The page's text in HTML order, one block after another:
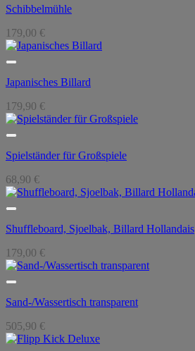
Schibbelmühle
179,00 €
Japanisches Billard
179,90 €
Spielständer für Großspiele
68,90 €
Shuffleboard, Sjoelbak, Billard Hollandais
179,00 €
Sand-/Wassertisch transparent
505,90 €